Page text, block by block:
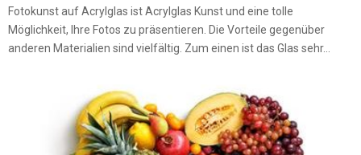
Fotokunst auf Acrylglas ist Acrylglas Kunst und eine tolle
Möglichkeit, Ihre Fotos zu präsentieren. Die Vorteile gegenüber
anderen Materialien sind vielfältig. Zum einen ist das Glas sehr...